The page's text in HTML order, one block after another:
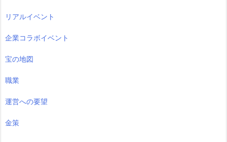
リアルイベント
企業コラボイベント
宝の地図
職業
運営への要望
金策